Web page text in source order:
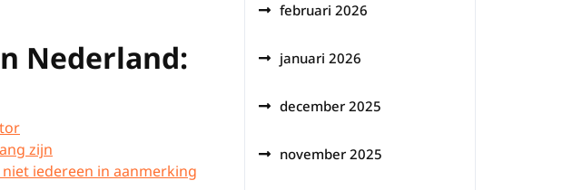
Nederland:
zijn
iedereen in aanmerking
februari 2026
januari 2026
december 2025
november 2025